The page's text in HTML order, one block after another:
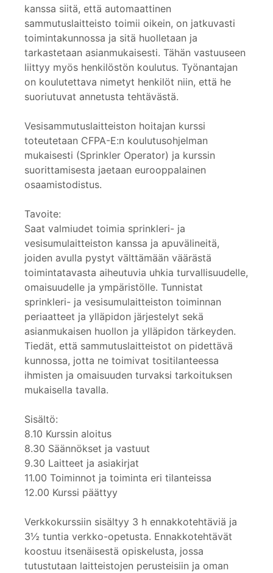
kanssa siitä, että automaattinen
sammutuslaitteisto toimii oikein, on jatkuvasti
toimintakunnossa ja sitä huolletaan ja
tarkastetaan asianmukaisesti. Tähän vastuuseen
liittyy myös henkilöstön koulutus. Työnantajan
on koulutettava nimetyt henkilöt niin, että he
suoriutuvat annetusta tehtävästä.
Vesisammutuslaitteiston hoitajan kurssi
toteutetaan CFPA-E:n koulutusohjelman
mukaisesti (Sprinkler Operator) ja kurssin
suorittamisesta jaetaan eurooppalainen
osaamistodistus.
Tavoite:
Saat valmiudet toimia sprinkleri- ja
vesisumulaitteiston kanssa ja apuvälineitä,
joiden avulla pystyt välttämään väärästä
toimintatavasta aiheutuvia uhkia turvallisuudelle,
omaisuudelle ja ympäristölle. Tunnistat
sprinkleri- ja vesisumulaitteiston toiminnan
periaatteet ja ylläpidon järjestelyt sekä
asianmukaisen huollon ja ylläpidon tärkeyden.
Tiedät, että sammutuslaitteistot on pidettävä
kunnossa, jotta ne toimivat tositilanteessa
ihmisten ja omaisuuden turvaksi tarkoituksen
mukaisella tavalla.
Sisältö:
8.10 Kurssin aloitus
8.30 Säännökset ja vastuut
9.30 Laitteet ja asiakirjat
11.00 Toiminnot ja toiminta eri tilanteissa
12.00 Kurssi päättyy
Verkkokurssiin sisältyy 3 h ennakkotehtäviä ja
3½ tuntia verkko-opetusta. Ennakkotehtävät
koostuu itsenäisestä opiskelusta, jossa
tutustutaan laitteistojen perusteisiin ja oman